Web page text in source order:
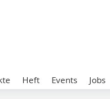
Heft Events Jobs